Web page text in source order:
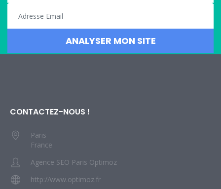
CONTACTEZ-NOUS !
Paris
France
Agence SEO Paris Optimoz
http://www.optimoz.fr